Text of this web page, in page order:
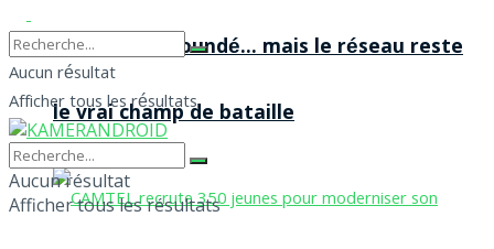
agences à Yaoundé… mais le réseau reste
le vrai champ de bataille
Aucun résultat
Afficher tous les résultats
Aucun résultat
Afficher tous les résultats